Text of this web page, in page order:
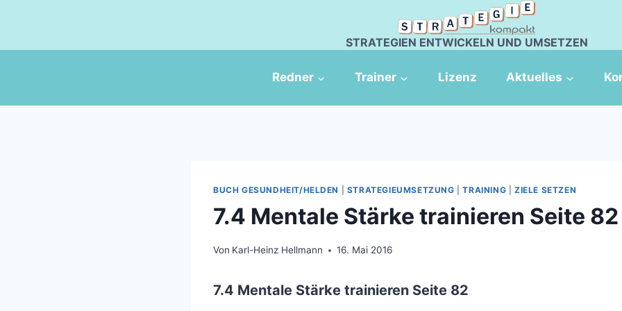
STRATEGIEN ENTWICKELN UND UMSETZEN
Redner Trainer Lizenz Aktuelles
BUCH GESUNDHEIT/HELDEN STRATEGIEUMSETZUNG |TRAINING ZIELE SETZEN
7.4 Mentale Stärke trainieren Seite 82
Von Karl-Heinz Hellmann 16. Mai 2016
7.4 Mentale Stärke trainieren Seite 82